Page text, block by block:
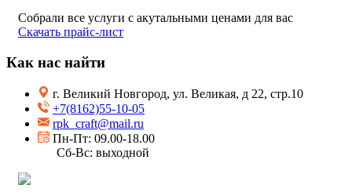
Собрали все услуги с акутальными ценами для вас
Скачать прайс-лист
Как нас найти
г. Великий Новгород, ул. Великая, д 22, стр.10
+7(8162)55-10-05
rpk_craft@mail.ru
Пн-Пт: 09.00-18.00
Сб-Вс: выходной